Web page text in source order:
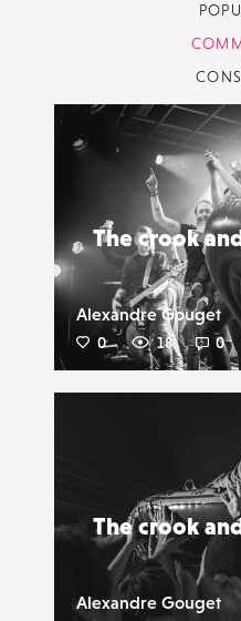
The crook
Alexandre Gouget
0 18 0
The crook
Alexandre Gouget